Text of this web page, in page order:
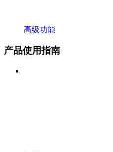
高级功能
产品使用指南